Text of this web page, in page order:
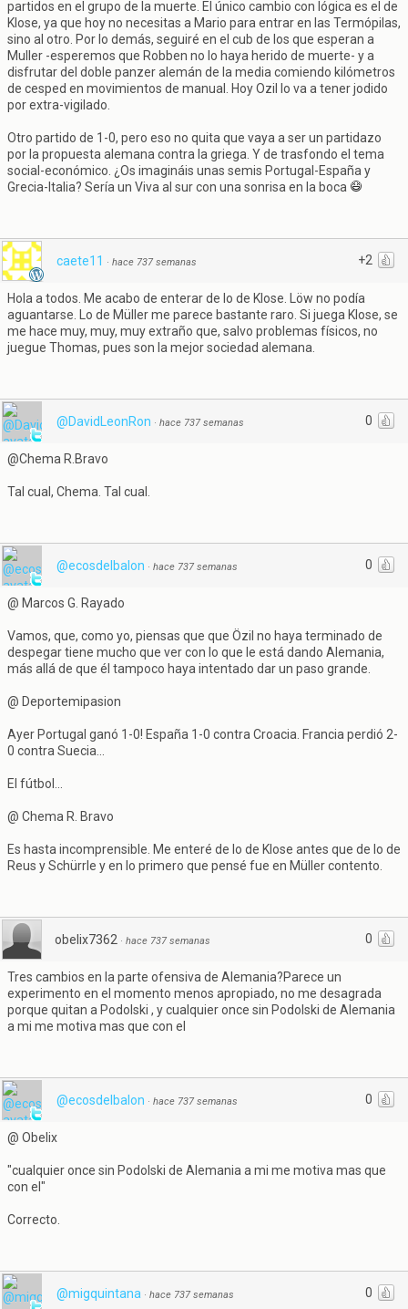
partidos en el grupo de la muerte. El único cambio con lógica es el de
Klose, ya que hoy no necesitas a Mario para entrar en las Termópilas,
sino al otro. Por lo demás, seguiré en el cub de los que esperan a
Muller -esperemos que Robben no lo haya herido de muerte- y a
disfrutar del doble panzer alemán de la media comiendo kilómetros
de cesped en movimientos de manual. Hoy Ozil lo va a tener jodido
por extra-vigilado.
Otro partido de 1-0, pero eso no quita que vaya a ser un partidazo
por la propuesta alemana contra la griega. Y de trasfondo el tema
social-económico. ¿Os imagináis unas semis Portugal-España y
Grecia-Italia? Sería un Viva al sur con una sonrisa en la boca
+2
caete11 · hace 737 semanas
Hola a todos. Me acabo de enterar de lo de Klose. Löw no podía
aguantarse. Lo de Müller me parece bastante raro. Si juega Klose, se
me hace muy, muy, muy extraño que, salvo problemas físicos, no
juegue Thomas, pues son la mejor sociedad alemana.
0
@DavidLeonRon · hace 737 semanas
@Chema R.Bravo
Tal cual, Chema. Tal cual.
0
@ecosdelbalon · hace 737 semanas
@ Marcos G. Rayado
Vamos, que, como yo, piensas que que Özil no haya terminado de
despegar tiene mucho que ver con lo que le está dando Alemania,
más allá de que él tampoco haya intentado dar un paso grande.
@ Deportemipasion
Ayer Portugal ganó 1-0! España 1-0 contra Croacia. Francia perdió 2-
0 contra Suecia...
El fútbol...
@ Chema R. Bravo
Es hasta incomprensible. Me enteré de lo de Klose antes que de lo de
Reus y Schürrle y en lo primero que pensé fue en Müller contento.
0
obelix7362 · hace 737 semanas
Tres cambios en la parte ofensiva de Alemania?Parece un
experimento en el momento menos apropiado, no me desagrada
porque quitan a Podolski , y cualquier once sin Podolski de Alemania
a mi me motiva mas que con el
0
@ecosdelbalon · hace 737 semanas
@ Obelix
"cualquier once sin Podolski de Alemania a mi me motiva mas que
con el"
Correcto.
0
@migquintana · hace 737 semanas